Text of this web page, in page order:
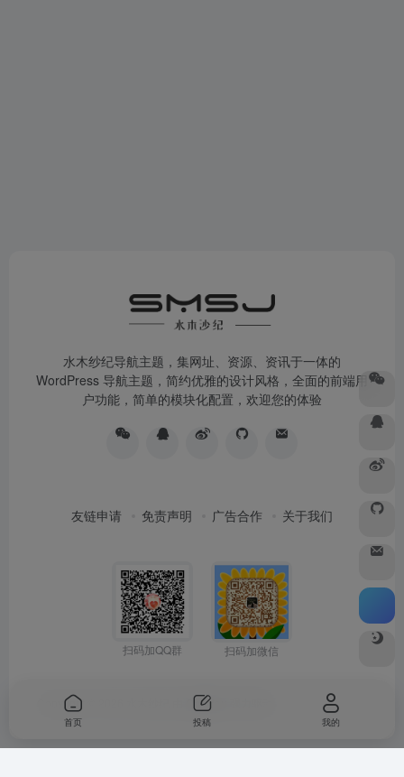
水木纱纪导航主题，集网址、资源、资讯于一体的
WordPress 导航主题，简约优雅的设计风格，全面的前端用
户功能，简单的模块化配置，欢迎您的体验
友链申请 免责声明 广告合作 关于我们
扫码加QQ群 扫码加微信
Copyright © 2026 OneNav
首页 投稿 我的